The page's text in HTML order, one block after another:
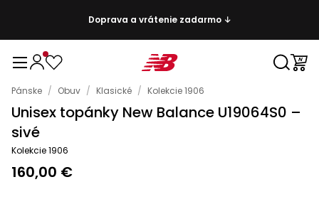
Doprava a vrátenie zadarmo ↓
Pánske / Obuv / Klasické / Kolekcie 1906
Unisex topánky New Balance U19064S0 –
sivé
Kolekcie 1906
160,00 €